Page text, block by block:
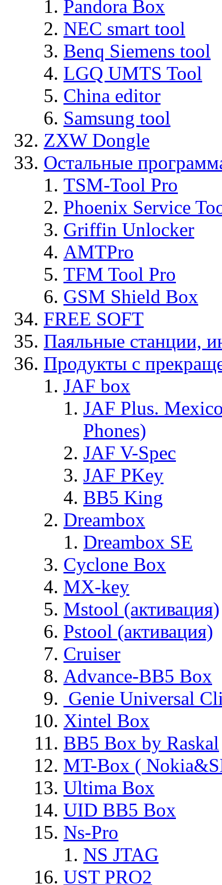
Pandora Box
NEC smart tool
Benq Siemens tool
LGQ UMTS Tool
China editor
Samsung tool
ZXW Dongle
Остальные
TSM-Tool Pro
Phoenix Service
Griffin Unlocker
AMTPro
TFM Tool Pro
GSM Shield Box
FREE SOFT
Паяльные станции,
Продукты с
JAF box
JAF Plus.
Phones)
JAF V-Spec
JAF PKey
BB5 King
Dreambox
Dreambox SE
Cyclone Box
MX-key
Mstool (активация)
Pstool (активация)
Cruiser
Advance-BB5 Box
Genie Universal
Xintel Box
BB5 Box by Raskal
MT-Box (
Ultima Box
UID BB5 Box
Ns-Pro
NS JTAG
UST PRO2